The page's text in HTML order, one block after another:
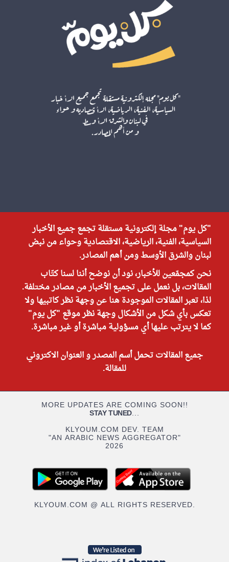
"كل يوم" مجلة إلكترونية مستقلة تجمع جميع الأخبار
السياسية، الفنية، الرياضية، الاقتصادية وحواء من نبض
لبنان والشرق الأوسط ومن أهم المصادر.
نحن كمجمّعين للأخبار، نود أن نوضح أننا لسنا كتّاب
المقالات، بل نعمل على تجميع الأخبار من مصادر مختلفة.
لذا، تعبر المقالات الموجودة هنا عن وجهة نظر كاتبيها ولا
تعكس بأي شكل من الأشكال وجهة نظر موقع "كل يوم"
كما لا يترتب عليها أي مسؤولية مباشرة أو غير مباشرة.
جميع المقالات تحمل أسم المصدر و العنوان الاكتروني
للمقالة.
MORE UPDATES ARE COMING SOON!!
STAY TUNED...
KLYOUM.COM DEV. TEAM
"AN ARABIC NEWS AGGREGATOR"
2026
KLYOUM.COM @ ALL RIGHTS RESERVED.